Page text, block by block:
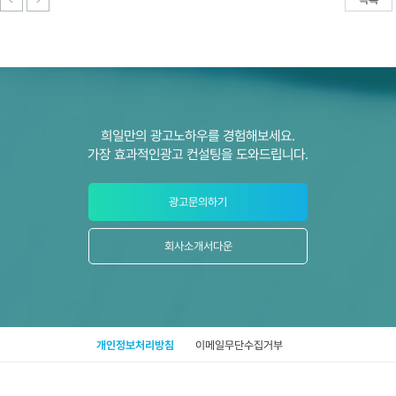
희일만의 광고노하우를 경험해보세요.
가장 효과적인광고 컨설팅을 도와드립니다.
광고문의하기
회사소개서다운
개인정보처리방침 이메일무단수집거부